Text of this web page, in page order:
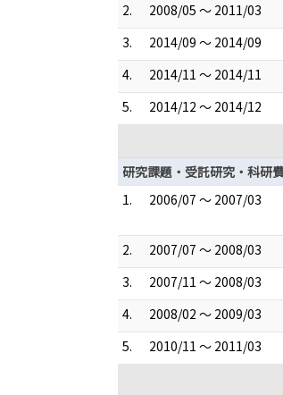
2.
2008/05 ～ 2011/03
3.
2014/09 ～ 2014/09
4.
2014/11 ～ 2014/11
5.
2014/12 ～ 2014/12
研究課題・受託研究・科研
1.
2006/07 ～ 2007/03
2.
2007/07 ～ 2008/03
3.
2007/11 ～ 2008/03
4.
2008/02 ～ 2009/03
5.
2010/11 ～ 2011/03